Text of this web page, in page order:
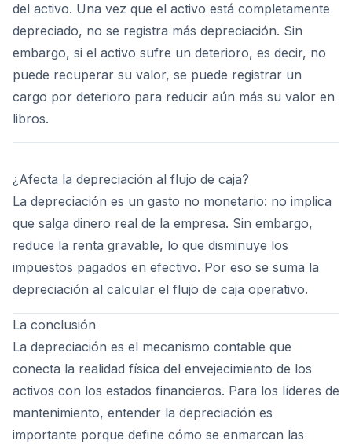
del activo. Una vez que el activo está completamente
depreciado, no se registra más depreciación. Sin
embargo, si el activo sufre un deterioro, es decir, no
puede recuperar su valor, se puede registrar un
cargo por deterioro para reducir aún más su valor en
libros.
¿Afecta la depreciación al flujo de caja?
La depreciación es un gasto no monetario: no implica
que salga dinero real de la empresa. Sin embargo,
reduce la renta gravable, lo que disminuye los
impuestos pagados en efectivo. Por eso se suma la
depreciación al calcular el flujo de caja operativo.
La conclusión
La depreciación es el mecanismo contable que
conecta la realidad física del envejecimiento de los
activos con los estados financieros. Para los líderes de
mantenimiento, entender la depreciación es
importante porque define cómo se enmarcan las